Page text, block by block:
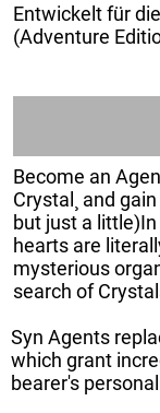
Entwickelt für
(Adventure
Become an
Crystal¸ and
but just a little)
hearts are
mysterious
search of
Syn Agents
which grant
bearer's